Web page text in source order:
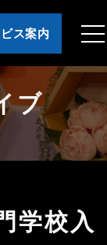
ス案内
ブ